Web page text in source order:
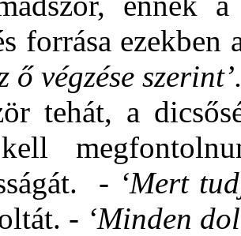
forrása ezekben
ő végzése
tehát, a
- ‘Mert
- ‘Minden